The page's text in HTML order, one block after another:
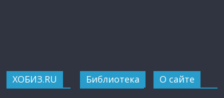
ХОБИЗ.RU Библиотека О сайте